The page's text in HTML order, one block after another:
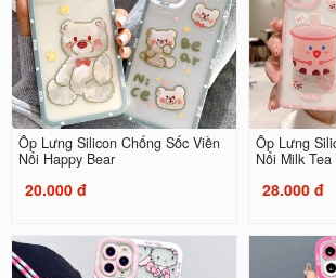
Ốp Lưng Silicon Chống Sốc Viền
Nổi Happy Bear
20.000 đ
Ốp Lưng
Nổi Milk
28.000 đ